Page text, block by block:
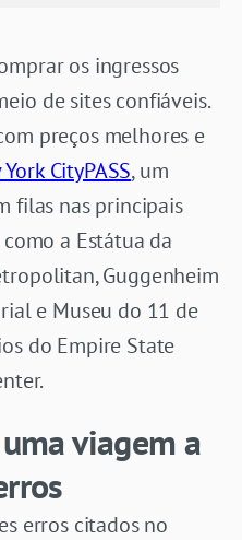
os ingressos
de sites confiáveis.
preços melhores e
CityPASS, um
filas nas principais
a Estátua da
Guggenheim
e Museu do 11 de
do Empire State
viagem a
erros citados no